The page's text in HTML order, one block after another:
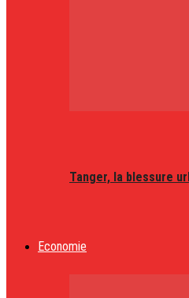
Tanger, la blessure
Economie